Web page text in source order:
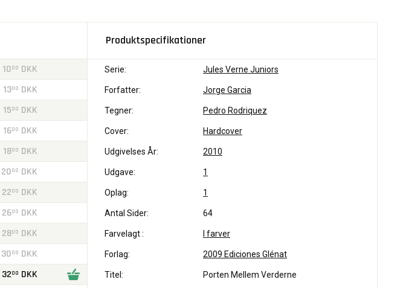
1000 DKK
1300 DKK
1500 DKK
1600 DKK
1800 DKK
2000 DKK
2200 DKK
2600 DKK
2800 DKK
3000 DKK
3200 DKK
Produktspecifikationer
Serie: Jules Verne Juniors
Forfatter: Jorge Garcia
Tegner: Pedro Rodriquez
Cover: Hardcover
Udgivelses År: 2010
Udgave: 1
Oplag: 1
Antal Sider: 64
Farvelagt : I farver
Forlag: 2009 Ediciones Glénat
Titel: Porten Mellem Verderne